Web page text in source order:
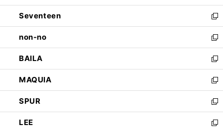
開
く
ウ
で
開
く
ン
ド
ウ
で
開
く
Seventeen
新
し
い
ウ
ィ
ン
ド
ウ
で
開
く
non-no
新
し
い
ウ
ィ
ン
ド
ウ
で
BAILA
新
し
い
ウ
ィ
ン
ド
MAQUIA
新
し
い
ウ
ィ
SPUR
新
し
い
LEE
新